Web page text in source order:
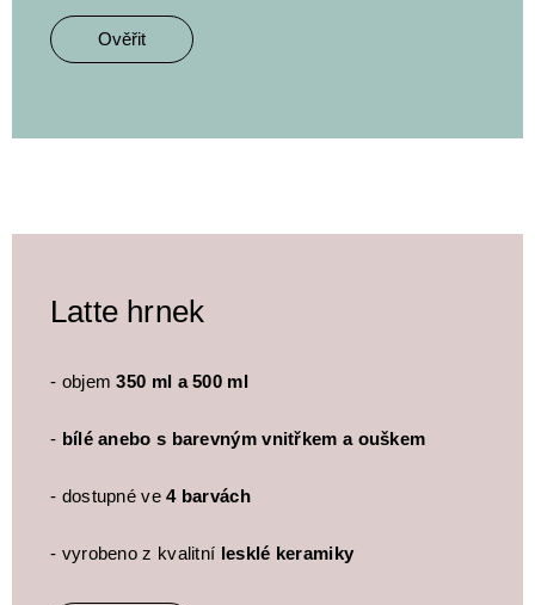
Ověřit
Latte hrnek
- objem350 ml a 500 ml
- bílé anebo s barevným vnitřkem a ouškem
- dostupné ve4 barvách
- vyrobeno z kvalitní lesklé keramiky